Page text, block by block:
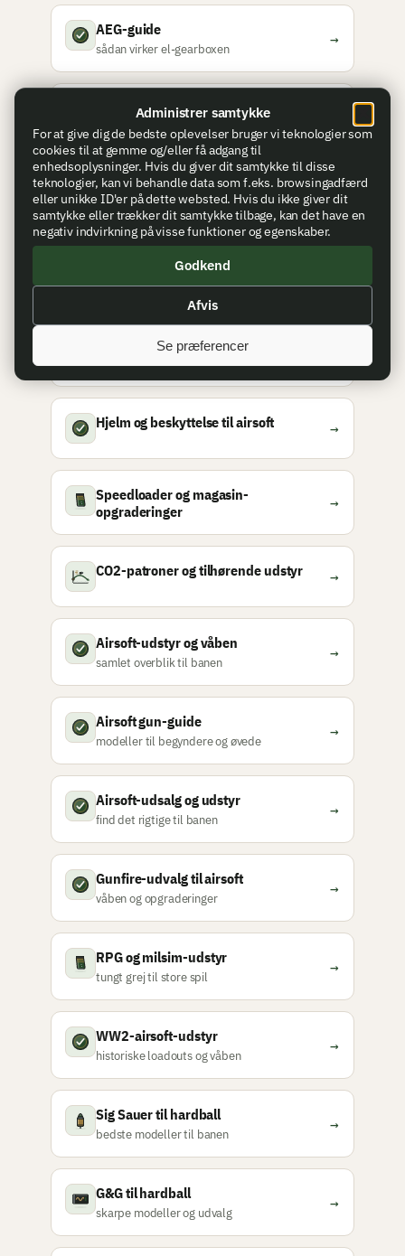
Administrer samtykke
For at give dig de bedste oplevelser bruger vi teknologier som
cookies til at gemme og/eller få adgang til
enhedsoplysninger. Hvis du giver dit samtykke til disse
teknologier, kan vi behandle data som f.eks. browsingadfærd
eller unikke ID'er på dette websted. Hvis du ikke giver dit
samtykke eller trækker dit samtykke tilbage, kan det have en
negativ indvirkning på visse funktioner og egenskaber.
Godkend
Afvis
Se præferencer
AEG-guide
sådan virker el-gearboxen
→
Batteri til airsoft
LiPo, kapacitet og pleje
HPA-udstyr
luftsystem til finindstilling
→
Airsoft-kugler
vægt, kvalitet og valg
Lyddæmper til airsoft
funktion og montering
Hjelm og beskyttelse til airsoft →
Speedloader og magasin-
opgraderinger
→
CO2-patroner og tilhørende udstyr →
Airsoft-udstyr og våben
samlet overblik til banen
→
Airsoft gun-guide
modeller til begyndere og øvede
→
Airsoft-udsalg og udstyr
find det rigtige til banen
→
Gunfire-udvalg til airsoft
våben og opgraderinger
→
RPG og milsim-udstyr
tungt grej til store spil
→
WW2-airsoft-udstyr
historiske loadouts og våben
→
Sig Sauer til hardball
bedste modeller til banen
→
G&G til hardball
skarpe modeller og udvalg
→